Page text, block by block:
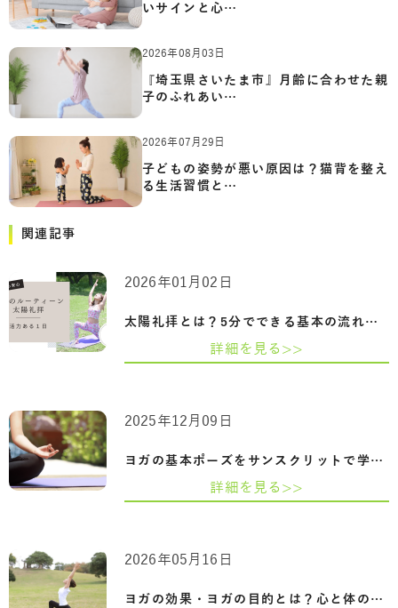
いサインと心…
2026年08月03日
『埼玉県さいたま市』月齢に合わせた親
子のふれあい…
2026年07月29日
子どもの姿勢が悪い原因は？猫背を整え
る生活習慣と…
関連記事
太陽礼拝とは？5分でできる基本の流れと姿…
2026年01月02日
詳細を見る>>
ヨガの基本ポーズをサンスクリットで学ぶ…
2025年12月09日
詳細を見る>>
ヨガの効果・ヨガの目的とは？心と体の調…
2026年05月16日